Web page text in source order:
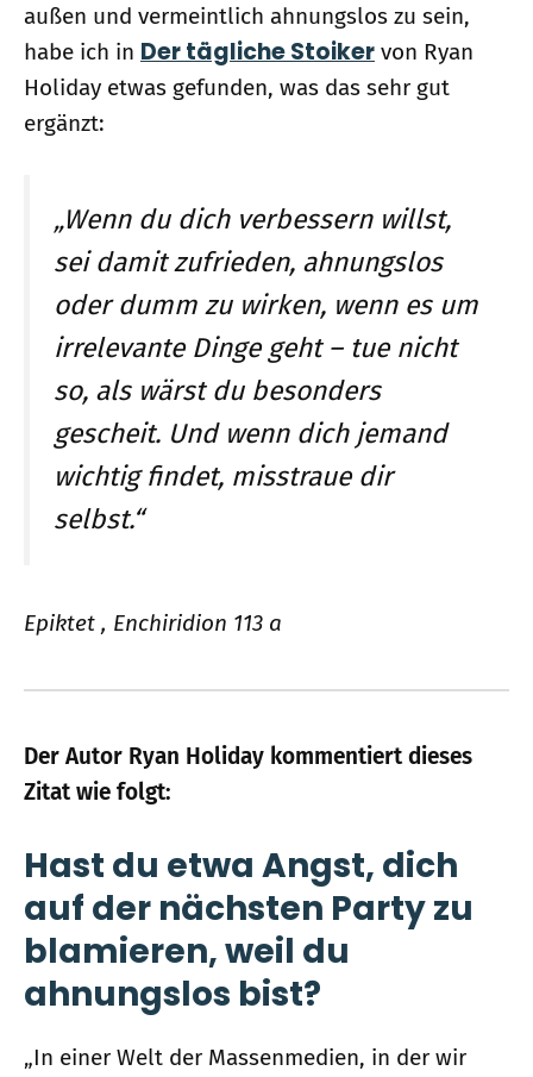
außen und vermeintlich ahnungslos zu sein,
habe ich in Der tägliche Stoiker von Ryan
Holiday etwas gefunden, was das sehr gut
ergänzt:
„Wenn du dich verbessern willst,
sei damit zufrieden, ahnungslos
oder dumm zu wirken, wenn es um
irrelevante Dinge geht – tue nicht
so, als wärst du besonders
gescheit. Und wenn dich jemand
wichtig findet, misstraue dir
selbst.“
Epiktet , Enchiridion 113 a
Der Autor Ryan Holiday kommentiert dieses
Zitat wie folgt:
Hast du etwa Angst, dich
auf der nächsten Party zu
blamieren, weil du
ahnungslos bist?
„In einer Welt der Massenmedien, in der wir